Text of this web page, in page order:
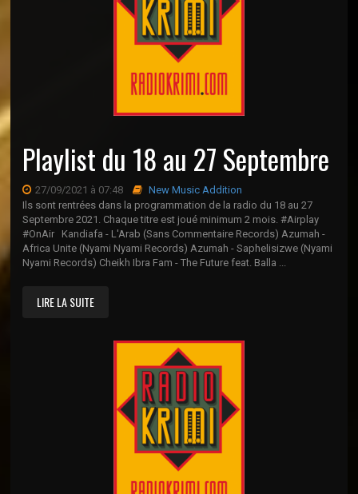
Playlist du 18 au 27 Septembre
27/09/2021 à 07:48
New Music Addition
Ils sont rentrées dans la programmation de la radio du 18 au 27
Septembre 2021. Chaque titre est joué minimum 2 mois. #Airplay
#OnAir Kandiafa - L'Arab (Sans Commentaire Records) Azumah -
Africa Unite (Nyami Nyami Records) Azumah - Saphelisizwe (Nyami
Nyami Records) Cheikh Ibra Fam - The Future feat. Balla ...
LIRE LA SUITE